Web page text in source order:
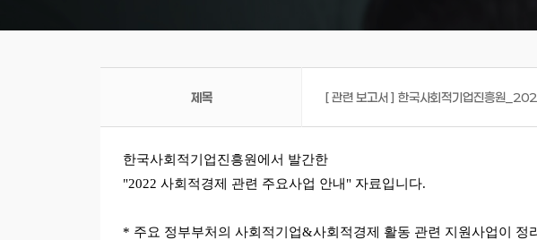
제목 [ 관련 보고서 ] 한국사회적기업진흥원
한국사회적기업진흥원에서 발간한
"2022 사회적경제 관련 주요사업 안내" 자료입니다.
* 주요 정부부처의 사회적기업&사회적경제 활동 관련 지원사업이 정